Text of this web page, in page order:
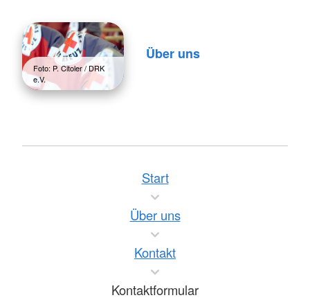
Foto: P. Citoler / DRK
e.V.
Über uns
Start
Über uns
Kontakt
Kontaktformular